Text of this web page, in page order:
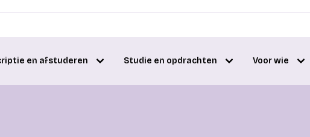
en afstuderen Studie en opdrachten Voor wie